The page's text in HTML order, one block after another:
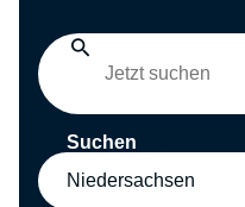
Suchen
Niedersachsen